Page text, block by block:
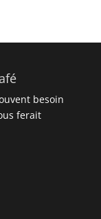
besoin
ferait